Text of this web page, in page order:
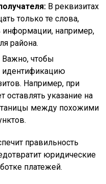
В реквизитах
только те слова,
информации, например,
района.
Важно, чтобы
идентификацию
Например, при
оставлять указание на
между похожими
правильность
юридические
платежей.